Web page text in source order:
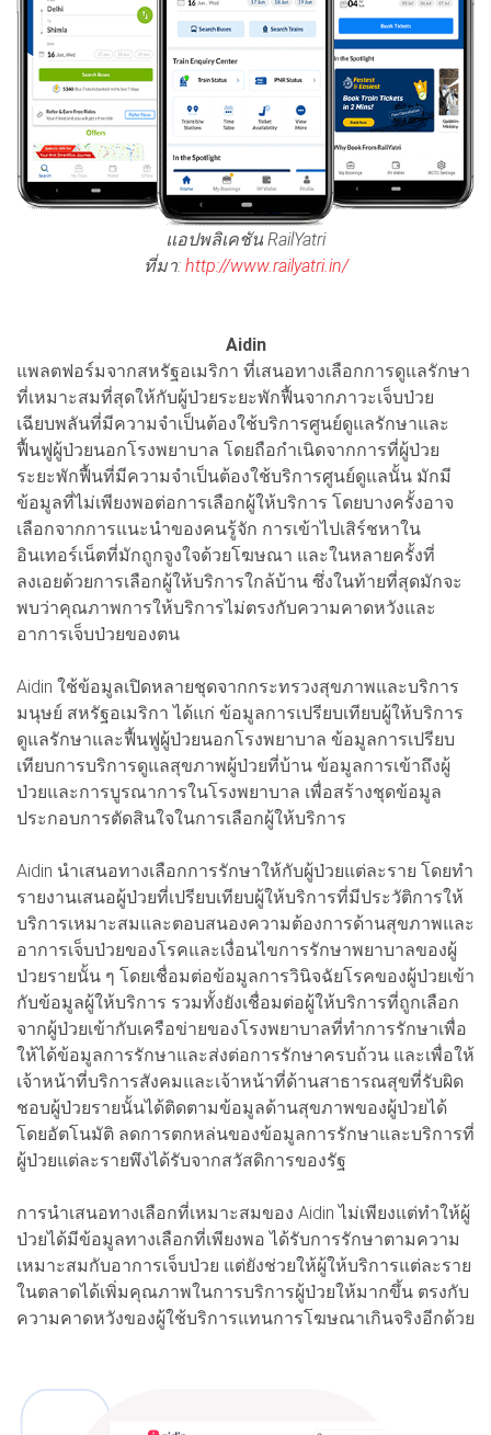
แอปพลิเคชัน RailYatri
ที่มา: http://www.railyatri.in/
Aidin
แพลตฟอร์มจากสหรัฐอเมริกา ที่เสนอทางเลือกการดูแลรักษา
ที่เหมาะสมที่สุดให้กับผู้ป่วยระยะพักฟื้นจากภาวะเจ็บป่วย
เฉียบพลันที่มีความจำเป็นต้องใช้บริการศูนย์ดูแลรักษาและ
ฟื้นฟูผู้ป่วยนอกโรงพยาบาล โดยถือกำเนิดจากการที่ผู้ป่วย
ระยะพักฟื้นที่มีความจำเป็นต้องใช้บริการศูนย์ดูแลนั้น มักมี
ข้อมูลที่ไม่เพียงพอต่อการเลือกผู้ให้บริการ โดยบางครั้งอาจ
เลือกจากการแนะนำของคนรู้จัก การเข้าไปเสิร์ชหาใน
อินเทอร์เน็ตที่มักถูกจูงใจด้วยโฆษณา และในหลายครั้งที่
ลงเอยด้วยการเลือกผู้ให้บริการใกล้บ้าน ซึ่งในท้ายที่สุดมักจะ
พบว่าคุณภาพการให้บริการไม่ตรงกับความคาดหวังและ
อาการเจ็บป่วยของตน
Aidin ใช้ข้อมูลเปิดหลายชุดจากกระทรวงสุขภาพและบริการ
มนุษย์ สหรัฐอเมริกา ได้แก่ ข้อมูลการเปรียบเทียบผู้ให้บริการ
ดูแลรักษาและฟื้นฟูผู้ป่วยนอกโรงพยาบาล ข้อมูลการเปรียบ
เทียบการบริการดูแลสุขภาพผู้ป่วยที่บ้าน ข้อมูลการเข้าถึงผู้
ป่วยและการบูรณาการในโรงพยาบาล เพื่อสร้างชุดข้อมูล
ประกอบการตัดสินใจในการเลือกผู้ให้บริการ
Aidin นำเสนอทางเลือกการรักษาให้กับผู้ป่วยแต่ละราย โดยทำ
รายงานเสนอผู้ป่วยที่เปรียบเทียบผู้ให้บริการที่มีประวัติการให้
บริการเหมาะสมและตอบสนองความต้องการด้านสุขภาพและ
อาการเจ็บป่วยของโรคและเงื่อนไขการรักษาพยาบาลของผู้
ป่วยรายนั้น ๆ โดยเชื่อมต่อข้อมูลการวินิจฉัยโรคของผู้ป่วยเข้า
กับข้อมูลผู้ให้บริการ รวมทั้งยังเชื่อมต่อผู้ให้บริการที่ถูกเลือก
จากผู้ป่วยเข้ากับเครือข่ายของโรงพยาบาลที่ทำการรักษาเพื่อ
ให้ได้ข้อมูลการรักษาและส่งต่อการรักษาครบถ้วน และเพื่อให้
เจ้าหน้าที่บริการสังคมและเจ้าหน้าที่ด้านสาธารณสุขที่รับผิด
ชอบผู้ป่วยรายนั้นได้ติดตามข้อมูลด้านสุขภาพของผู้ป่วยได้
โดยอัตโนมัติ ลดการตกหล่นของข้อมูลการรักษาและบริการที่
ผู้ป่วยแต่ละรายพึงได้รับจากสวัสดิการของรัฐ
การนำเสนอทางเลือกที่เหมาะสมของ Aidin ไม่เพียงแต่ทำให้ผู้
ป่วยได้มีข้อมูลทางเลือกที่เพียงพอ ได้รับการรักษาตามความ
เหมาะสมกับอาการเจ็บป่วย แต่ยังช่วยให้ผู้ให้บริการแต่ละราย
ในตลาดได้เพิ่มคุณภาพในการบริการผู้ป่วยให้มากขึ้น ตรงกับ
ความคาดหวังของผู้ใช้บริการแทนการโฆษณาเกินจริงอีกด้วย